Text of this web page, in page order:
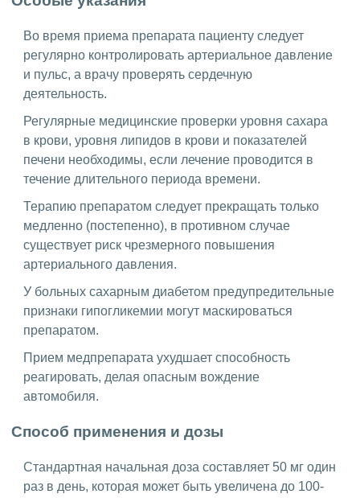
Во время приема препарата пациенту следует
регулярно контролировать артериальное давление
и пульс, а врачу проверять сердечную
деятельность.
Регулярные медицинские проверки уровня сахара
в крови, уровня липидов в крови и показателей
печени необходимы, если лечение проводится в
течение длительного периода времени.
Терапию препаратом следует прекращать только
медленно (постепенно), в противном случае
существует риск чрезмерного повышения
артериального давления.
У больных сахарным диабетом предупредительные
признаки гипогликемии могут маскироваться
препаратом.
Прием медпрепарата ухудшает способность
реагировать, делая опасным вождение
автомобиля.
Способ применения и дозы
Стандартная начальная доза составляет 50 мг один
раз в день, которая может быть увеличена до 100-